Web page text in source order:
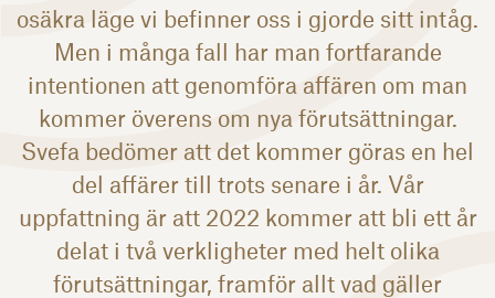
osäkra läge vi befinner oss i gjorde sitt intåg.
Men i många fall har man fortfarande
intentionen att genomföra affären om man
kommer överens om nya förutsättningar.
Svefa bedömer att det kommer göras en hel
del affärer till trots senare i år. Vår
uppfattning är att 2022 kommer att bli ett år
delat i två verkligheter med helt olika
förutsättningar, framför allt vad gäller